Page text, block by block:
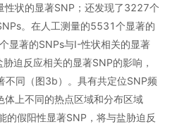
性状的显著SNP；还发现了3227个
。在人工测量的5531个显著的
个显著的SNPs与I-性状相关的显著
迫反应相关的显著SNP的影响，
不同（图3b）。具有共定位SNP频
体上不同的热点区域和分布区域
的假阳性显著SNP，将与盐胁迫反